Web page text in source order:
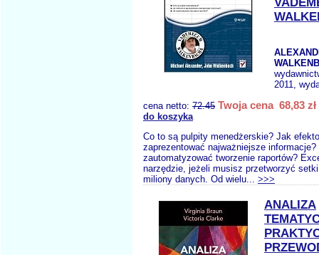
2011,
cena netto: 72.45 Twoja cena 68,83 zł
do koszyka
Co to są pulpity menedżerskie? Jak
zaprezentować najważniejsze informacje?
zautomatyzować tworzenie raportów?
narzędzie, jeżeli musisz przetworzyć
miliony danych. Od wielu... >>>
ANALIZA